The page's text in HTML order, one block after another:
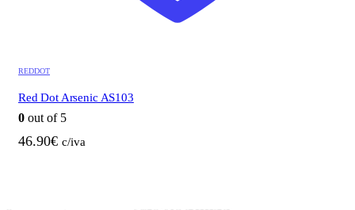
REDDOT
Red Dot Arsenic AS103
0 out of 5
46.90€ c/iva